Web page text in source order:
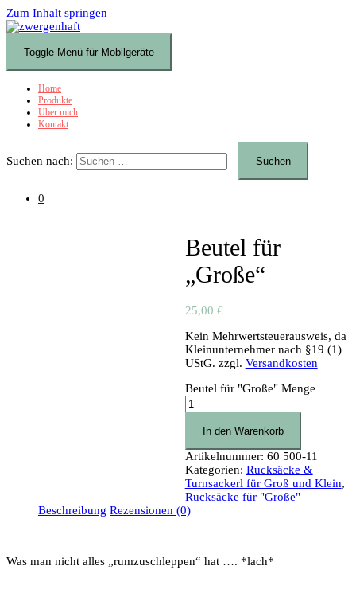
Zum Inhalt springen
Toggle-Menü für Mobilgeräte
Home
Produkte
Über mich
Kontakt
Suchen nach:
0
Beutel für
„Große“
25,00 €
Kein Mehrwertsteuerausweis, da
Kleinunternehmer nach §19 (1)
UStG. zzgl. Versandkosten
Beutel für "Große" Menge
In den Warenkorb
Artikelnummer: 60 500-11
Kategorien: Rucksäcke &
Turnsackerl für Groß und Klein,
Rucksäcke für "Große"
Beschreibung Rezensionen (0)
Was man nicht alles „rumzuschleppen“ hat …. *lach*